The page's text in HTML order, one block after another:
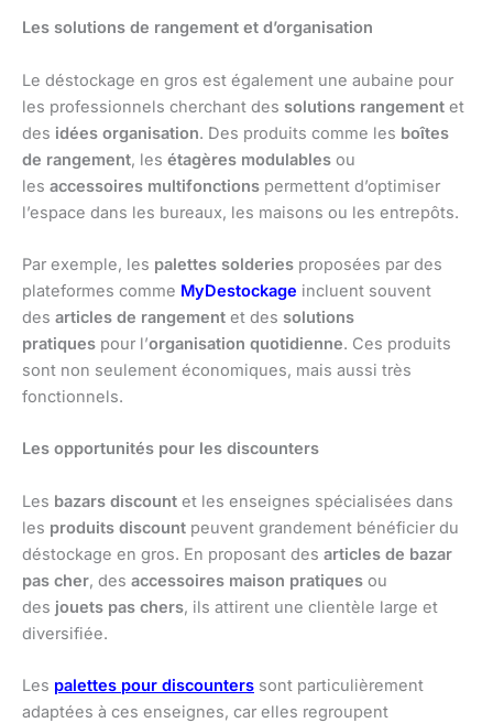
Les solutions de rangement et d’organisation
Le déstockage en gros est également une aubaine pour
les professionnels cherchant des solutions rangement et
des idées organisation. Des produits comme les boîtes
de rangement, les étagères modulables ou
les accessoires multifonctions permettent d’optimiser
l’espace dans les bureaux, les maisons ou les entrepôts.
Par exemple, les palettes solderies proposées par des
plateformes comme MyDestockage incluent souvent
des articles de rangement et des solutions
pratiques pour l’organisation quotidienne. Ces produits
sont non seulement économiques, mais aussi très
fonctionnels.
Les opportunités pour les discounters
Les bazars discount et les enseignes spécialisées dans
les produits discount peuvent grandement bénéficier du
déstockage en gros. En proposant des articles de bazar
pas cher, des accessoires maison pratiques ou
des jouets pas chers, ils attirent une clientèle large et
diversifiée.
Les palettes pour discounters sont particulièrement
adaptées à ces enseignes, car elles regroupent